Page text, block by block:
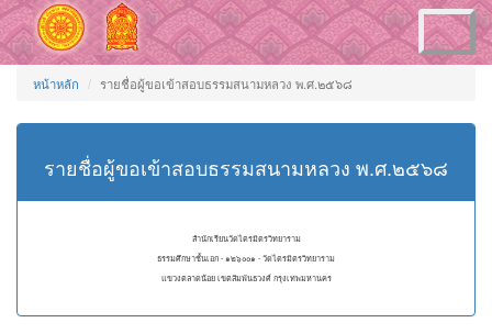
Toggle
navigation
หน้าหลัก รายชื่อผู้ขอเข้าสอบธรรมสนามหลวง พ.ศ.๒๕๖๘
รายชื่อผู้ขอเข้าสอบธรรมสนามหลวง พ.ศ.๒๕๖๘
สำนักเรียนวัดไตรมิตรวิทยาราม
ธรรมศึกษาชั้นเอก - ๑๒๖๐๐๑ - วัดไตรมิตรวิทยาราม
แขวงตลาดน้อย เขตสัมพันธวงศ์ กรุงเทพมหานคร